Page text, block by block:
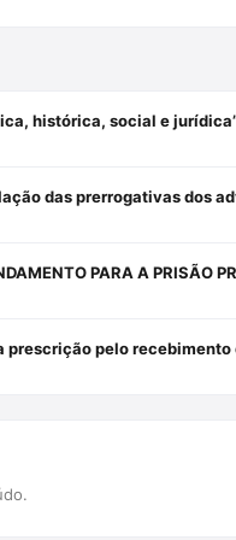
histórica, social e
das prerrogativas dos
prescrição pelo